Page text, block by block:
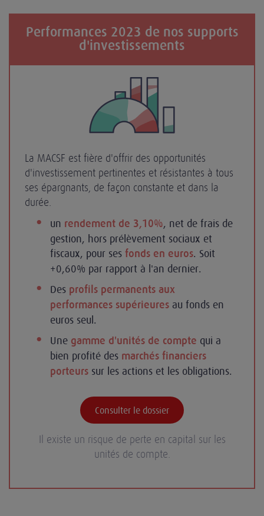
Performances 2023 de nos supports
d'investissements
La MACSF est fière d'offrir des opportunités
d'investissement pertinentes et résistantes à tous
ses épargnants, de façon constante et dans la
durée.
un rendement de 3,10%, net de frais de
gestion, hors prélèvement sociaux et
fiscaux, pour ses fonds en euros. Soit
+0,60% par rapport à l'an dernier.
Des profils permanents aux
performances supérieures au fonds en
euros seul.
Une gamme d'unités de compte qui a
bien profité des marchés financiers
porteurs sur les actions et les obligations.
Consulter le dossier
Il existe un risque de perte en capital sur les
unités de compte.